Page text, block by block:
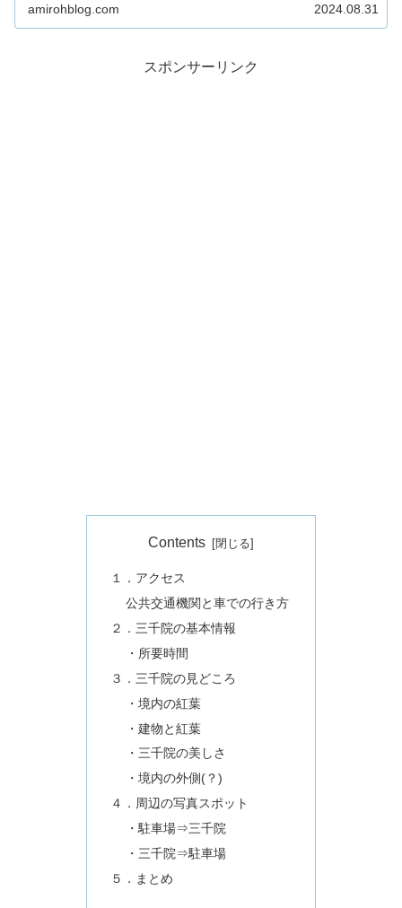
amirohblog.com 2024.08.31
スポンサーリンク
Contents
１．アクセス
公共交通機関と車での行き方
２．三千院の基本情報
・所要時間
３．三千院の見どころ
・境内の紅葉
・建物と紅葉
・三千院の美しさ
・境内の外側(？)
４．周辺の写真スポット
・駐車場⇒三千院
・三千院⇒駐車場
５．まとめ